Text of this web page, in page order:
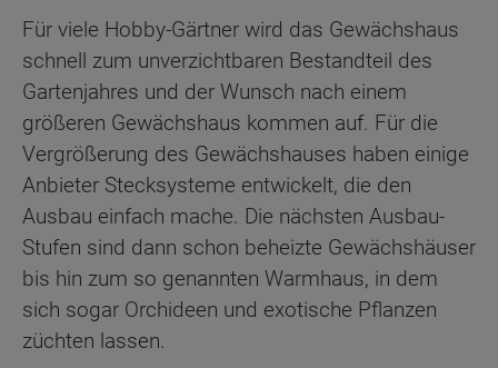
Für viele Hobby-Gärtner wird das Gewächshaus
schnell zum unverzichtbaren Bestandteil des
Gartenjahres und der Wunsch nach einem
größeren Gewächshaus kommen auf. Für die
Vergrößerung des Gewächshauses haben einige
Anbieter Stecksysteme entwickelt, die den
Ausbau einfach mache. Die nächsten Ausbau-
Stufen sind dann schon beheizte Gewächshäuser
bis hin zum so genannten Warmhaus, in dem
sich sogar Orchideen und exotische Pflanzen
züchten lassen.